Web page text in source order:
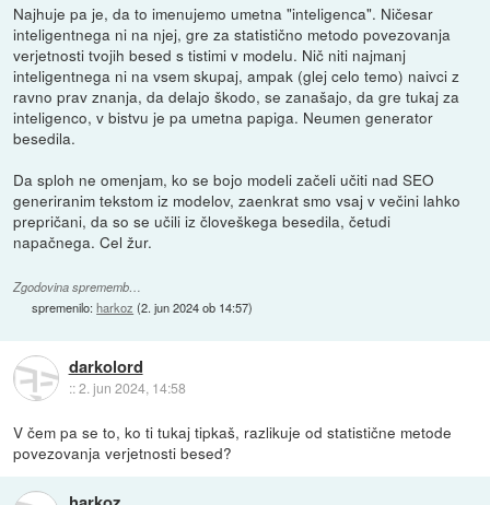
Najhuje pa je, da to imenujemo umetna "inteligenca". Ničesar
inteligentnega ni na njej, gre za statistično metodo povezovanja
verjetnosti tvojih besed s tistimi v modelu. Nič niti najmanj
inteligentnega ni na vsem skupaj, ampak (glej celo temo) naivci z
ravno prav znanja, da delajo škodo, se zanašajo, da gre tukaj za
inteligenco, v bistvu je pa umetna papiga. Neumen generator
besedila.
Da sploh ne omenjam, ko se bojo modeli začeli učiti nad SEO
generiranim tekstom iz modelov, zaenkrat smo vsaj v večini lahko
prepričani, da so se učili iz človeškega besedila, četudi
napačnega. Cel žur.
Zgodovina sprememb…
spremenilo:harkoz (2. jun 2024 ob 14:57)
darkolord
::2. jun 2024, 14:58
V čem pa se to, ko ti tukaj tipkaš, razlikuje od statistične metode
povezovanja verjetnosti besed?